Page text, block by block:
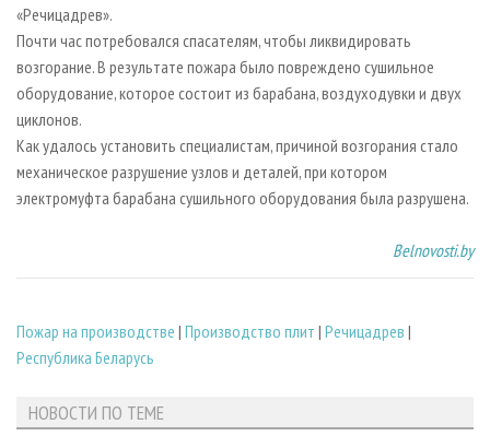
ИНСТРУМЕНТ И МАТЕРИАЛЫ
БИБЛИОТЕКА СПЕЦИАЛИСТА
«Речицадрев».
Почти час потребовался спасателям, чтобы ликвидировать
возгорание. В результате пожара было повреждено сушильное
оборудование, которое состоит из барабана, воздуходувки и двух
циклонов.
Как удалось установить специалистам, причиной возгорания стало
механическое разрушение узлов и деталей, при котором
электромуфта барабана сушильного оборудования была разрушена.
Belnovosti.by
Пожар на производстве | Производство плит | Речицадрев |
Республика Беларусь
НОВОСТИ ПО ТЕМЕ